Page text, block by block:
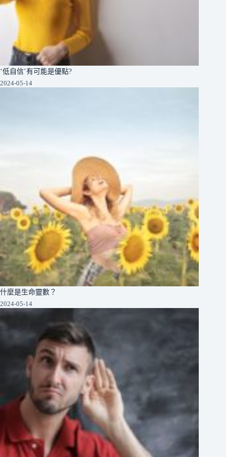
‘低自信’有可能是優點?
2024-05-14
什麼是生命靈數？
2024-05-14